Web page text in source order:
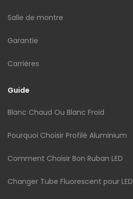
Salle de montre
Garantie
Carrières
Guide
Blanc Chaud Ou Blanc Froid
Pourquoi Choisir Profilé Aluminium
Comment Choisir Bon Ruban LED
Changer Tube Fluorescent pour LED